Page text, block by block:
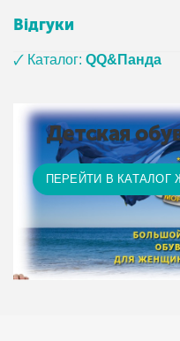
Відгуки
🗸 Каталог:QQ&Панда
Детская
ПЕРЕЙТИ В КАТАЛОГ